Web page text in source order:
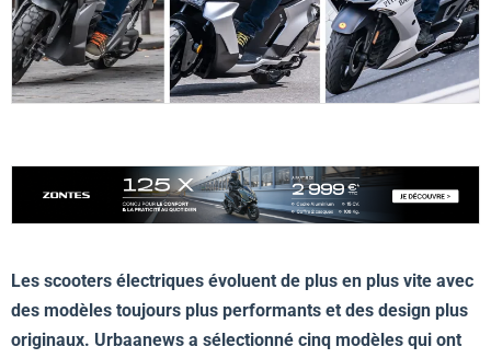
Les scooters électriques évoluent de plus en plus vite avec
des modèles toujours plus performants et des design plus
originaux. Urbaanews a sélectionné cinq modèles qui ont